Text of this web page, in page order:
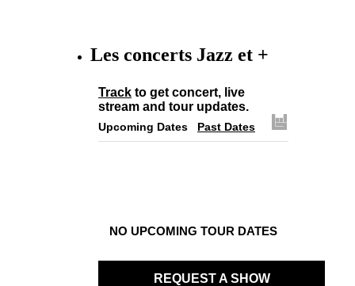
Les concerts Jazz et +
Track to get concert, live
stream and tour updates.
Upcoming Dates Past Dates
NO UPCOMING TOUR DATES
REQUEST A SHOW